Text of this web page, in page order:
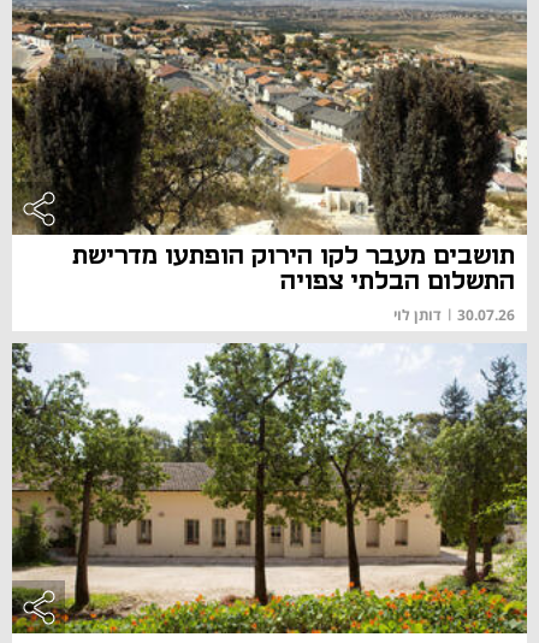
תושבים מעבר לקו הירוק הופתעו מדרישת
התשלום הבלתי צפויה
30.07.26
| דותן לוי